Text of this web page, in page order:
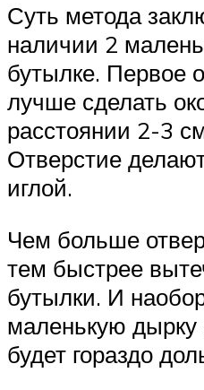
Суть метода
наличии 2
бутылке. Первое
лучше сделать
расстоянии 2-3
Отверстие
иглой.
Чем больше
тем быстрее
бутылки. И
маленькую дырку
будет гораздо